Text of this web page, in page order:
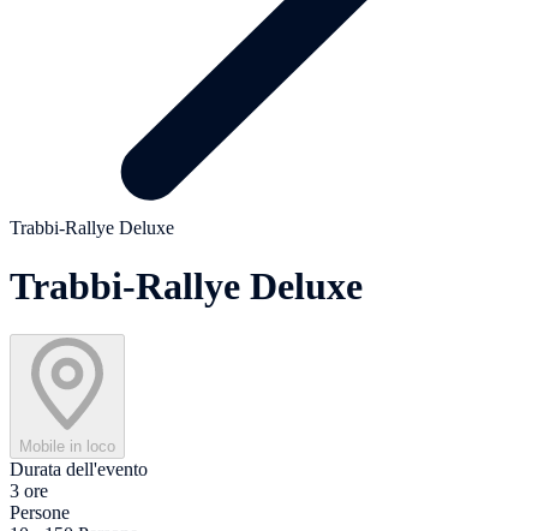
Trabbi-Rallye Deluxe
Trabbi-Rallye Deluxe
Mobile in loco
Durata dell'evento
3 ore
Persone